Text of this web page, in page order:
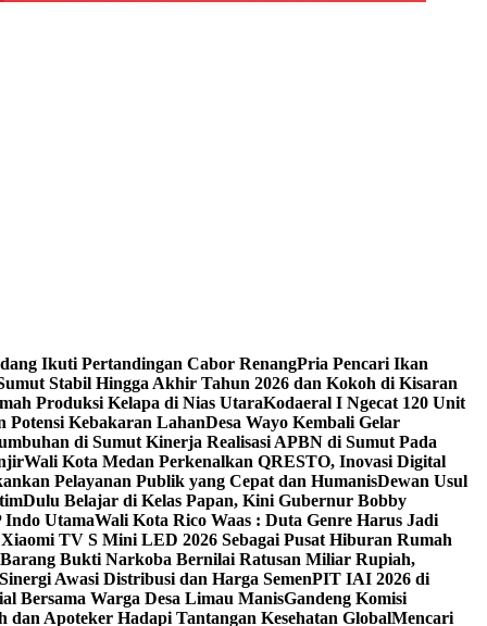
Ikuti Pertandingan Cabor RenangPria Pencari Ikan
Stabil Hingga Akhir Tahun 2026 dan Kokoh di Kisaran
Produksi Kelapa di Nias UtaraKodaeral I Ngecat 120 Unit
Potensi Kebakaran LahanDesa Wayo Kembali Gelar
di Sumut Kinerja Realisasi APBN di Sumut Pada
Wali Kota Medan Perkenalkan QRESTO, Inovasi Digital
Pelayanan Publik yang Cepat dan HumanisDewan Usul
Dulu Belajar di Kelas Papan, Kini Gubernur Bobby
Indo UtamaWali Kota Rico Waas : Duta Genre Harus Jadi
TV S Mini LED 2026 Sebagai Pusat Hiburan Rumah
Bukti Narkoba Bernilai Ratusan Miliar Rupiah,
Awasi Distribusi dan Harga SemenPIT IAI 2026 di
Bersama Warga Desa Limau ManisGandeng Komisi
Apoteker Hadapi Tantangan Kesehatan GlobalMencari